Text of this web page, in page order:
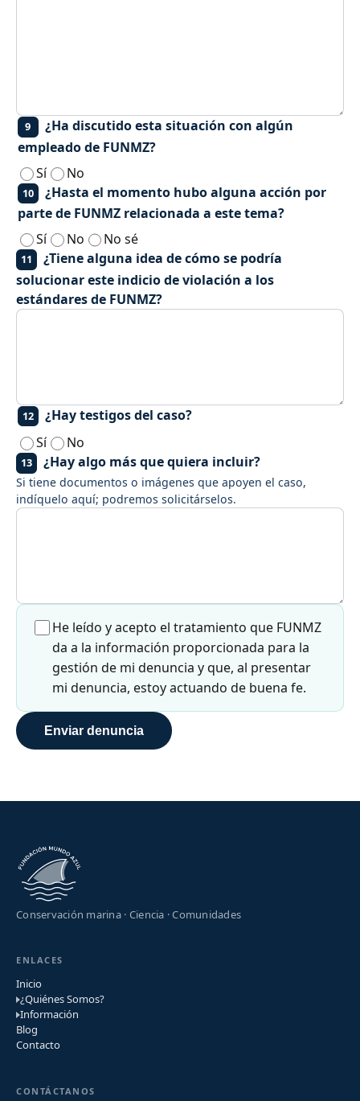
9
¿Ha discutido esta situación con algún
empleado de FUNMZ?
Sí
No
10
¿Hasta el momento hubo alguna acción por
parte de FUNMZ relacionada a este tema?
Sí
No No sé
11
¿Tiene alguna idea de cómo se podría
solucionar este indicio de violación a los
estándares de FUNMZ?
12
¿Hay testigos del caso?
Sí
No
13 ¿Hay algo más que quiera incluir?
Si tiene documentos o imágenes que apoyen el caso,
indíquelo aquí; podremos solicitárselos.
He leído y acepto el tratamiento que FUNMZ
da a la información proporcionada para la
gestión de mi denuncia y que, al presentar
mi denuncia, estoy actuando de buena fe.
Enviar denuncia
Conservación marina · Ciencia · Comunidades
ENLACES
Inicio
¿Quiénes Somos?
Información
Blog
Contacto
CONTÁCTANOS